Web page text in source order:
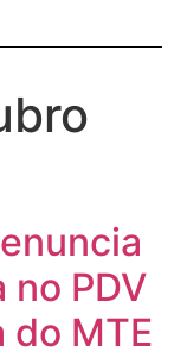
PDV
do MTE